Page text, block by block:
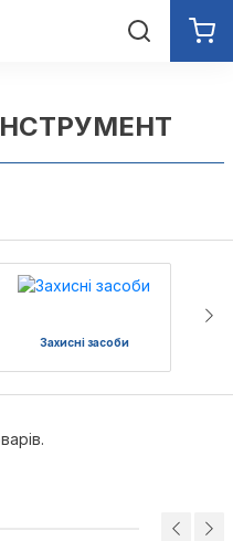
Захисні засоби